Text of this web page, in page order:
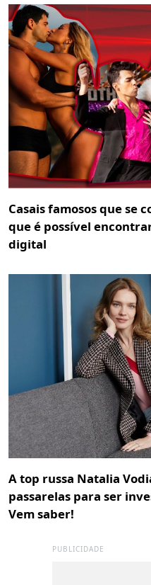
Casais famosos que se
que é possível
digital
A top russa Natalia
passarelas para ser
Vem saber!
PUBLICIDADE